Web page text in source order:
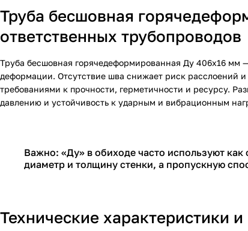
Труба бесшовная
ответственных трубопроводов
Труба бесшовная горячедеформированная Ду 406х16 мм
деформации. Отсутствие шва снижает риск расслоений
требованиями к прочности, герметичности и ресурсу.
давлению и устойчивость к ударным и вибрационным
Важно: «Ду» в обиходе часто используют
диаметр и толщину стенки, а пропускную
Технические характеристики